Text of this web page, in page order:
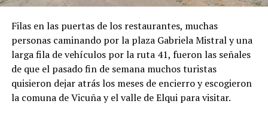
Filas en las puertas de los restaurantes, muchas
personas caminando por la plaza Gabriela Mistral y una
larga fila de vehículos por la ruta 41, fueron las señales
de que el pasado fin de semana muchos turistas
quisieron dejar atrás los meses de encierro y escogieron
la comuna de Vicuña y el valle de Elqui para visitar.